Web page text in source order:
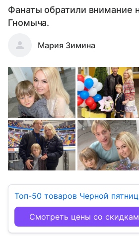
Фанаты обратили внимание
Гномыча.
Мария Зимина
Топ-50 товаров Черной
Смотреть цены со